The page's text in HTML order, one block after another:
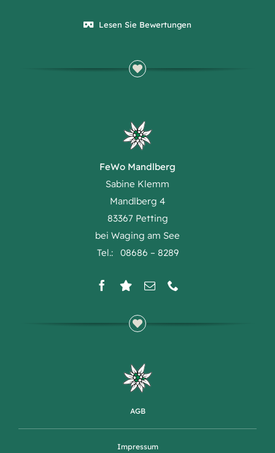
Lesen Sie Bewertungen
FeWo Mandlberg
Sabine Klemm
Mandlberg 4
83367 Petting
bei Waging am See
Tel.: 08686 – 8289
AGB
Impressum